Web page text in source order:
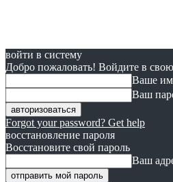
войти в систему
Добро пожаловать! Войдите в
Ваше
Ваш
Forgot your password? Get help
восстановление пароля
Восстановите свой пароль
Ваш